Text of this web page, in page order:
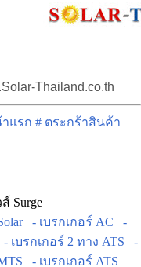
Thailand.co.th
แรก # ตระกร้าสินค้า
Surge
- เบรกเกอร์ AC
-
- เบรกเกอร์ 2 ทาง ATS
-
- เบรกเกอร์ ATS